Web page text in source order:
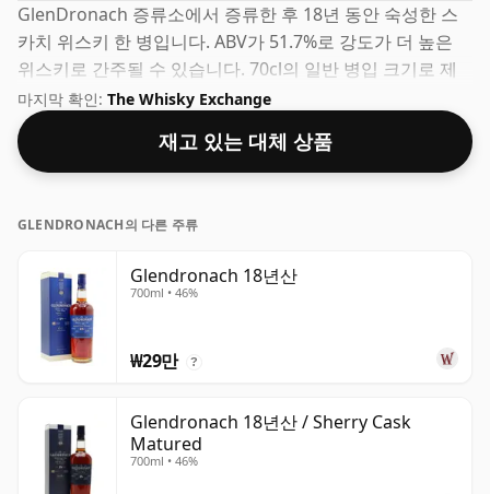
GlenDronach 증류소에서 증류한 후 18년 동안 숙성한 스
카치 위스키 한 병입니다. ABV가 51.7%로 강도가 더 높은
위스키로 간주될 수 있습니다. 70cl의 일반 병입 크기로 제
공됩니다.
마지막 확인: The Whisky Exchange
재고 있는 대체 상품
GLENDRONACH의 다른 주류
Glendronach 18년산
700ml • 46%
₩29만 ?
Glendronach 18년산 / Sherry Cask
Matured
700ml • 46%